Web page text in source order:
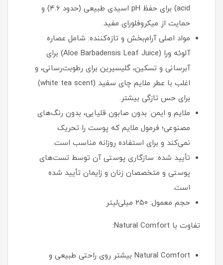
acid) برای حفظ pH اسیدی طبیعی (حدود ۴.۶) و
حمایت از میکروفلورای مفید.
مواد اصلی آرام‌بخش و تازه‌کننده: شامل عصاره
آلوئه ورا (Aloe Barbadensis Leaf Juice) برای
آبرسانی و تسکین، گلیسیرین برای رطوبت‌رسانی، و
اغلب با عطر ملایم چای سفید (white tea scent)
برای حس تازگی بیشتر.
ملایم و ایمن: بدون صابون قلیایی، بدون رنگ‌های
مصنوعی؛ فرمول ملایم که پوست را تحریک
نمی‌کند و برای استفاده روزانه مناسب است.
تأیید شده: سازگاری پوستی آن توسط تست‌های
پوستی و متخصصان زنان و زایمان تأیید شده
است.
حجم معمول: ۲۵۰ میلی‌لیتر
تفاوت با Natural Comfort:
Natural Comfort بیشتر روی راحتی طبیعی و